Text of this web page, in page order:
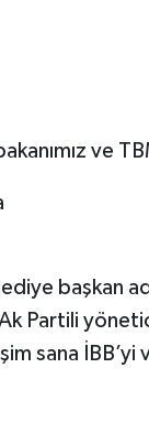
ve
başkan
Partili
sana